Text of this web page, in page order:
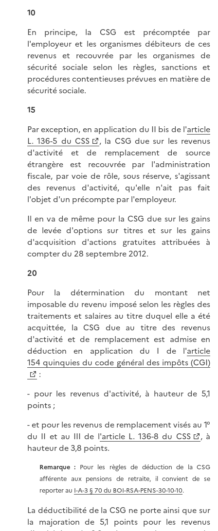
10
En principe, la CSG est précomptée par
l'employeur et les organismes débiteurs de ces
revenus et recouvrée par les organismes de
sécurité sociale selon les règles, sanctions et
procédures contentieuses prévues en matière de
sécurité sociale.
15
Par exception, en application du II bis de l'article
L. 136-5 du CSS
, la CSG due sur les revenus
d'activité et de remplacement de source
étrangère est recouvrée par l'administration
fiscale, par voie de rôle, sous réserve, s'agissant
des revenus d'activité, qu'elle n'ait pas fait
l'objet d'un précompte par l'employeur.
Il en va de même pour la CSG due sur les gains
de levée d'options sur titres et sur les gains
d'acquisition d'actions gratuites attribuées à
compter du 28 septembre 2012.
20
Pour la détermination du montant net
imposable du revenu imposé selon les règles des
traitements et salaires au titre duquel elle a été
acquittée, la CSG due au titre des revenus
d'activité et de remplacement est admise en
déduction en application du I de l'article
154 quinquies du code général des impôts (CGI)
:
- pour les revenus d'activité, à hauteur de 5,1
points ;
- et pour les revenus de remplacement visés au 1°
du II et au III de l'article L. 136-8 du CSS
, à
hauteur de 3,8 points.
Remarque : Pour les règles de déduction de la CSG
afférente aux pensions de retraite, il convient de se
reporter au I-A-3 § 70 du BOI-RSA-PENS-30-10-10.
La déductibilité de la CSG ne porte ainsi que sur
la majoration de 5,1 points pour les revenus